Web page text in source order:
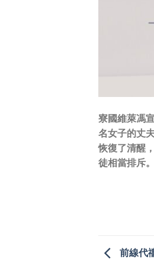
寮國維萊馮
名女子的丈
恢復了清醒
徒相當排斥。
前線代